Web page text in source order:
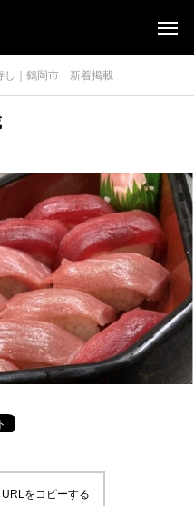
し｜鶴岡市 新着掲載
をコピーする